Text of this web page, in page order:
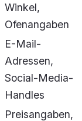
Winkel,
Ofenangaben
E-Mail-
Adressen,
Social-Media-
Handles
Preisangaben,